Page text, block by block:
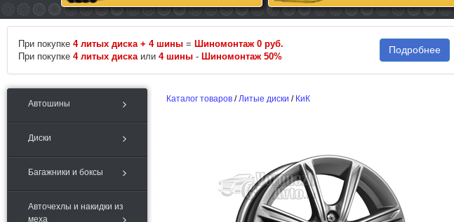
При покупке 4 литых диска + 4 шины = Шиномонтаж 0 руб.
При покупке 4 литых диска или 4 шины - Шиномонтаж 50%
Подробнее
Автошины
Диски
Багажники и боксы
Авточехлы и накидки из
меха
Каталог товаров /Литые диски / КиК